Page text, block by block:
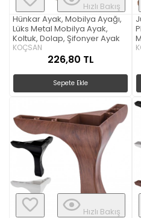
Hızlı Bakış
Hünkar Ayak, Mobilya Ayağı,
Lüks Metal Mobilya Ayak,
Koltuk, Dolap, Şifonyer Ayak
KOÇSAN
226,80 TL
Sepete Ekle
Hızlı Bakış